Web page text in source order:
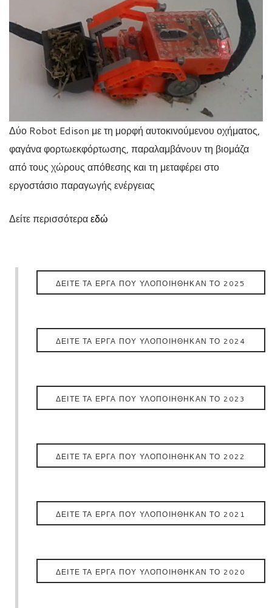
Δύο Robot Edison με τη μορφή αυτοκινούμενου οχήματος,
φαγάνα φορτωεκφόρτωσης, παραλαμβάνoυν τη βιομάζα
από τους χώρους απόθεσης και τη μεταφέρει στο
εργοστάσιο παραγωγής ενέργειας
Δείτε περισσότεραεδώ
ΔΕΊΤΕ ΤΑ ΈΡΓΑ ΠΟΥ ΥΛΟΠΟΙΉΘΗΚΑΝ ΤΟ 2025
ΔΕΊΤΕ ΤΑ ΈΡΓΑ ΠΟΥ ΥΛΟΠΟΙΉΘΗΚΑΝ ΤΟ 2024
ΔΕΙΤΕ ΤΑ ΕΡΓΑ ΠΟΥ ΥΛΟΠΟΙΗΘΗΚΑΝ ΤΟ 2023
ΔΕΙΤΕ ΤΑ ΕΡΓΑ ΠΟΥ ΥΛΟΠΟΙΗΘΗΚΑΝ ΤΟ 2022
ΔΕΙΤΕ ΤΑ ΕΡΓΑ ΠΟΥ ΥΛΟΠΟΙΗΘΗΚΑΝ ΤΟ 2021
ΔΕΙΤΕ ΤΑ ΕΡΓΑ ΠΟΥ ΥΛΟΠΟΙΗΘΗΚΑΝ ΤΟ 2020